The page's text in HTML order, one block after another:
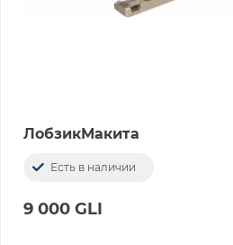
ЛобзикМакита
Есть в наличии
9 000 GLI